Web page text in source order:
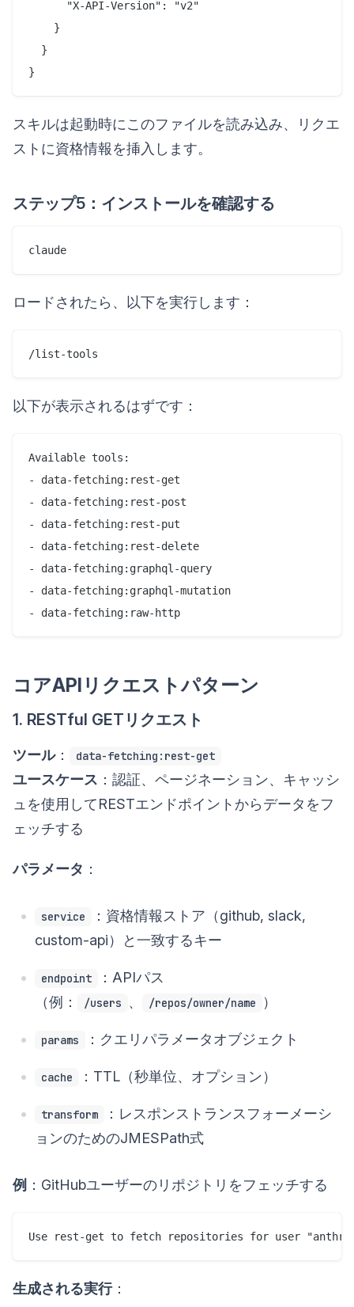
      "X-API-Version": "v2"
    }
  }
スキルは起動時にこのファイルを読み込み、リクエ
ストに資格情報を挿入します。
ステップ5：インストールを確認する
ロードされたら、以下を実行します：
以下が表示されるはずです：
Available tools:
- data-fetching:rest-get
- data-fetching:rest-post
- data-fetching:rest-put
- data-fetching:rest-delete
- data-fetching:graphql-query
- data-fetching:graphql-mutation
コアAPIリクエストパターン
1. RESTful GETリクエスト
ツール： data-fetching:rest-get
ユースケース ：認証、ページネーション、キャッシ
ュを使用してRESTエンドポイントからデータをフ
ェッチする
パラメータ ：
service
：資格情報ストア（github, slack,
custom-api）と一致するキー
endpoint
：APIパス
（例：
/users 、 /repos/owner/name ）
params ：クエリパラメータオブジェクト
cache ：TTL（秒単位、オプション）
transform
：レスポンストランスフォーメーシ
ョンのためのJMESPath式
例 ：GitHubユーザーのリポジトリをフェッチする
生成される実行：